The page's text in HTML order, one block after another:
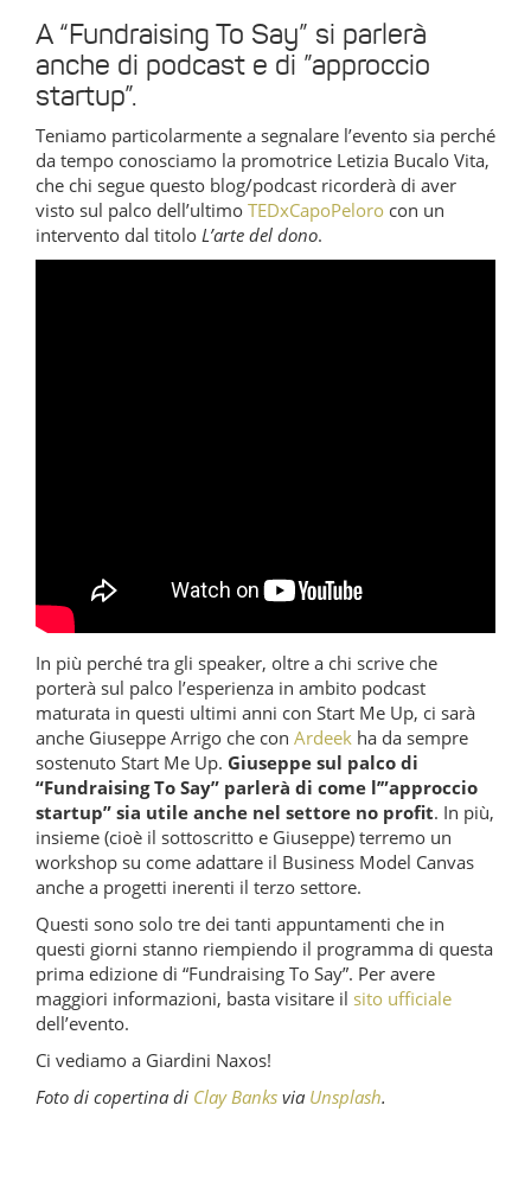
A “Fundraising To Say” si parlerà
anche di podcast e di ”approccio
startup”.
Teniamo particolarmente a segnalare l’evento sia perché
da tempo conosciamo la promotrice Letizia Bucalo Vita,
che chi segue questo blog/podcast ricorderà di aver
visto sul palco dell’ultimo TEDxCapoPeloro con un
intervento dal titolo L’arte del dono.
In più perché tra gli speaker, oltre a chi scrive che
porterà sul palco l’esperienza in ambito podcast
maturata in questi ultimi anni con Start Me Up, ci sarà
anche Giuseppe Arrigo che con Ardeek ha da sempre
sostenuto Start Me Up. Giuseppe sul palco di
“Fundraising To Say” parlerà di come l’”approccio
startup” sia utile anche nel settore no profit. In più,
insieme (cioè il sottoscritto e Giuseppe) terremo un
workshop su come adattare il Business Model Canvas
anche a progetti inerenti il terzo settore.
Questi sono solo tre dei tanti appuntamenti che in
questi giorni stanno riempiendo il programma di questa
prima edizione di “Fundraising To Say”. Per avere
maggiori informazioni, basta visitare il sito ufficiale
dell’evento.
Ci vediamo a Giardini Naxos!
Foto di copertina di Clay Banks via Unsplash.